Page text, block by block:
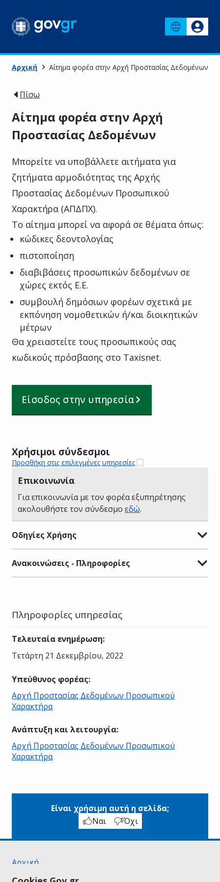
Αρχική Αίτημα φορέα στην Αρχή Προστασίας Δεδομένων
Πίσω
Αίτημα φορέα στην Αρχή
Προστασίας Δεδομένων
Μπορείτε να υποβάλλετε αιτήματα για
ζητήματα αρμοδιότητας της Αρχής
Προστασίας Δεδομένων Προσωπικού
Χαρακτήρα (ΑΠΔΠΧ).
Το αίτημα μπορεί να αφορά σε θέματα όπως:
κώδικες δεοντολογίας
πιστοποίηση
διαβιβάσεις προσωπικών δεδομένων σε
χώρες εκτός Ε.Ε.
συμβουλή δημόσιων φορέων σχετικά με
εκπόνηση νομοθετικών ή/και διοικητικών
μέτρων
Θα χρειαστείτε τους προσωπικούς σας
κωδικούς πρόσβασης στο Taxisnet.
Είσοδος στην υπηρεσία
Χρήσιμοι σύνδεσμοι
Προσθήκη στις επιλεγμένες υπηρεσίες
Επικοινωνία
Για επικοινωνία με τον φορέα εξυπηρέτησης
ακολουθήστε τον σύνδεσμο εδώ.
Οδηγίες Χρήσης
Ανακοινώσεις - Πληροφορίες
Πληροφορίες υπηρεσίας
Τελευταία ενημέρωση:
Τετάρτη 21 Δεκεμβρίου, 2022
Υπεύθυνος φορέας:
Αρχή Προστασίας Δεδομένων Προσωπικού
Χαρακτήρα
Ανάπτυξη και λειτουργία:
Αρχή Προστασίας Δεδομένων Προσωπικού
Χαρακτήρα
Είναι χρήσιμη αυτή η σελίδα;
Ναι
Όχι
Αρχική